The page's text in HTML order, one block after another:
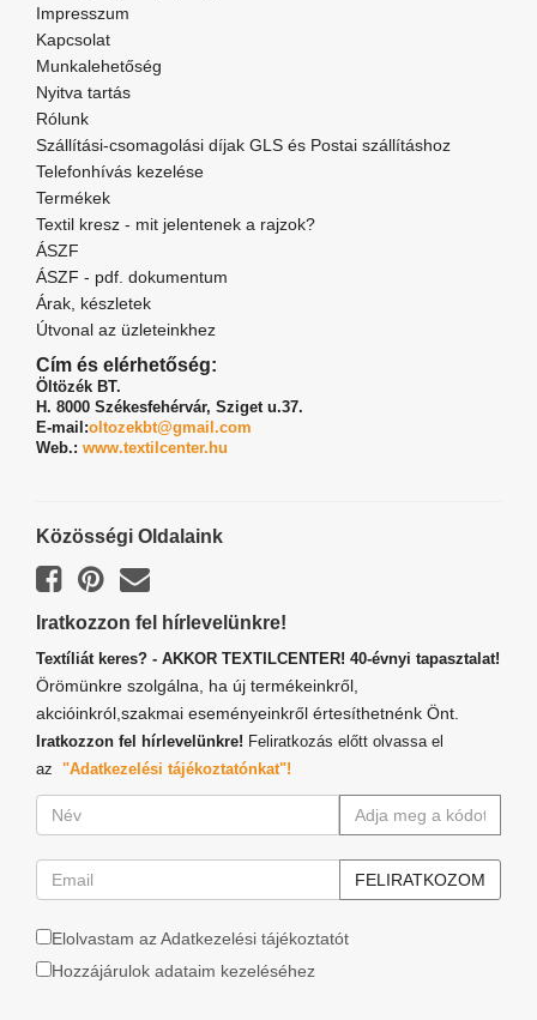
Impresszum
Kapcsolat
Munkalehetőség
Nyitva tartás
Rólunk
Szállítási-csomagolási díjak GLS és Postai szállításhoz
Telefonhívás kezelése
Termékek
Textil kresz - mit jelentenek a rajzok?
ÁSZF
ÁSZF - pdf. dokumentum
Árak, készletek
Útvonal az üzleteinkhez
Cím és elérhetőség:
Öltözék BT.
H. 8000 Székesfehérvár, Sziget u.37.
E-mail:oltozekbt@gmail.com
Web.: www.textilcenter.hu
Közösségi Oldalaink
Iratkozzon fel hírlevelünkre!
Textíliát keres? - AKKOR TEXTILCENTER! 40-évnyi tapasztalat!
Örömünkre szolgálna, ha új termékeinkről,
akcióinkról,szakmai eseményeinkről értesíthetnénk Önt.
Iratkozzon fel hírlevelünkre! Feliratkozás előtt olvassa el
az "Adatkezelési tájékoztatónkat"!
Elolvastam az Adatkezelési tájékoztatót
Hozzájárulok adataim kezeléséhez